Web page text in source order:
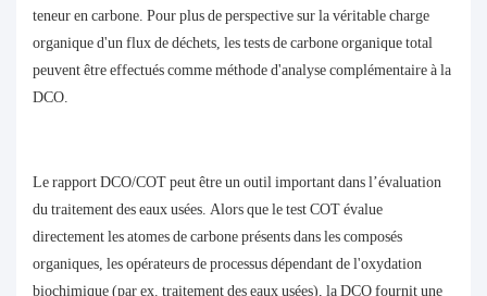
teneur en carbone. Pour plus de perspective sur la véritable charge
organique d'un flux de déchets, les tests de carbone organique total
peuvent être effectués comme méthode d'analyse complémentaire à la
DCO.
Le rapport DCO/COT peut être un outil important dans l’évaluation
du traitement des eaux usées. Alors que le test COT évalue
directement les atomes de carbone présents dans les composés
organiques, les opérateurs de processus dépendant de l'oxydation
biochimique (par ex. traitement des eaux usées), la DCO fournit une